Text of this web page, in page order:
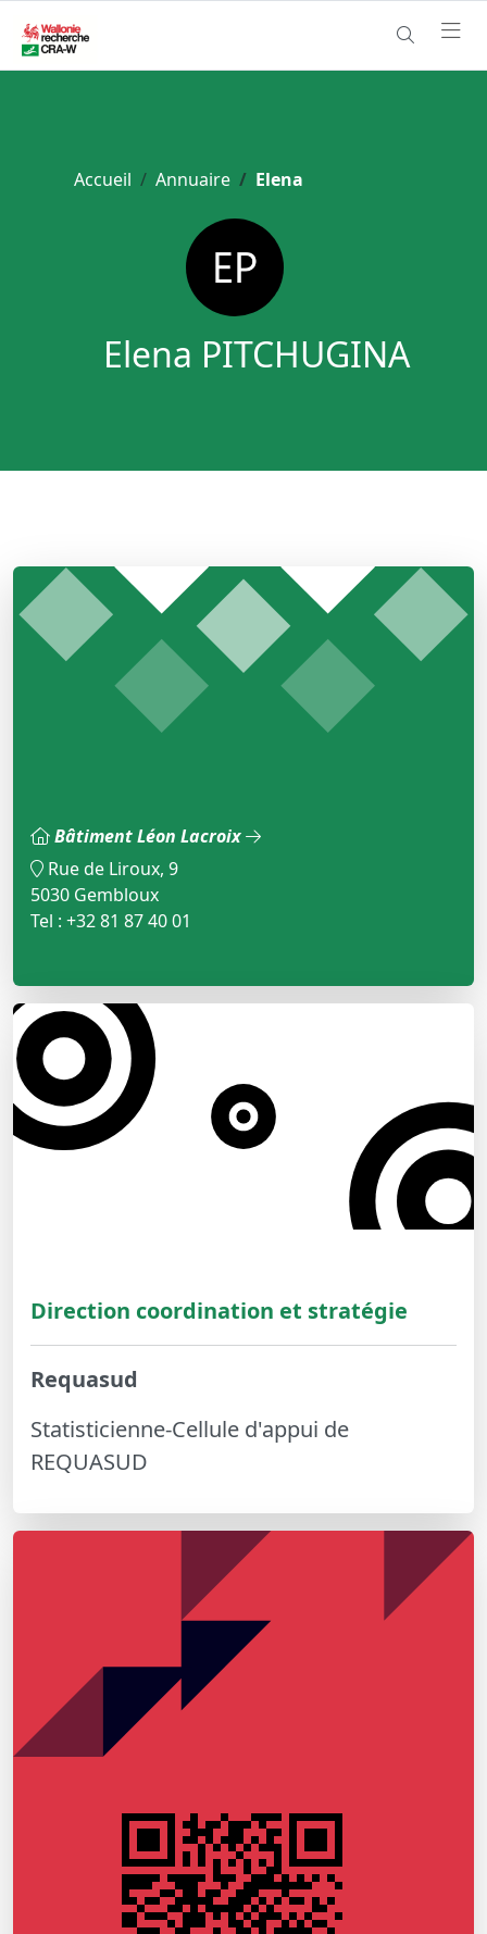
Accueil Annuaire Elena
Elena PITCHUGINA
Bâtiment Léon Lacroix
Rue de Liroux, 9
5030 Gembloux
Tel : +32 81 87 40 01
Direction coordination et stratégie
Requasud
Statisticienne-Cellule d'appui de
REQUASUD